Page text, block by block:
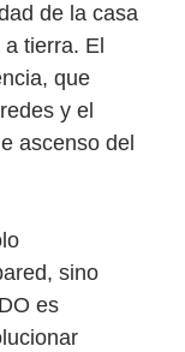
de la casa
tierra. El
que
y el
ascenso del
sino
es